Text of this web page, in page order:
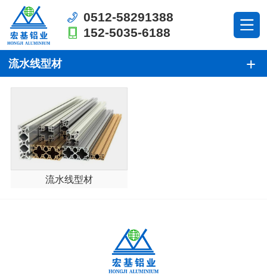
0512-58291388
152-5035-6188
流水线型材
流水线型材